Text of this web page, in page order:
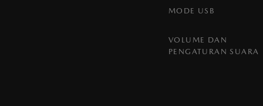
MODE USB
VOLUME DAN
PENGATURAN SUARA